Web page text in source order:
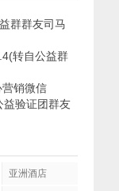
群群友司马
转自公益群
销微信
益验证团群友
亚洲酒店